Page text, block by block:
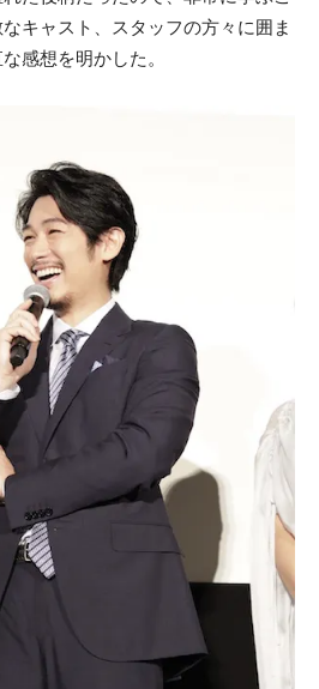
キャスト、スタッフの方々に囲ま
感想を明かした。